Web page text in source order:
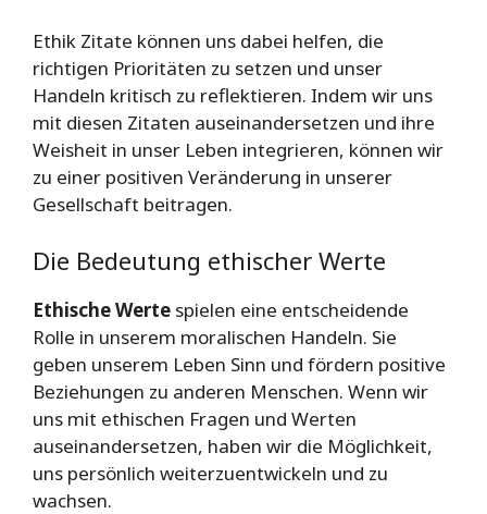
Ethik Zitate können uns dabei helfen, die
richtigen Prioritäten zu setzen und unser
Handeln kritisch zu reflektieren. Indem wir uns
mit diesen Zitaten auseinandersetzen und ihre
Weisheit in unser Leben integrieren, können wir
zu einer positiven Veränderung in unserer
Gesellschaft beitragen.
Die Bedeutung ethischer Werte
Ethische Werte spielen eine entscheidende
Rolle in unserem moralischen Handeln. Sie
geben unserem Leben Sinn und fördern positive
Beziehungen zu anderen Menschen. Wenn wir
uns mit ethischen Fragen und Werten
auseinandersetzen, haben wir die Möglichkeit,
uns persönlich weiterzuentwickeln und zu
wachsen.